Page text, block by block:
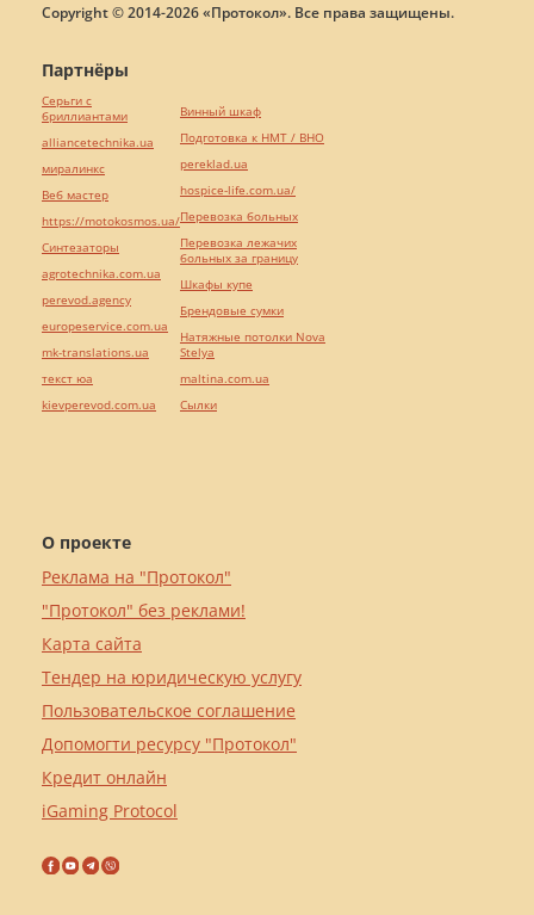
Copyright © 2014-2026 «Протокол». Все права защищены.
О проекте
Реклама на "Протокол"
"Протокол" без реклами!
Карта сайта
Тендер на юридическую услугу
Пользовательское соглашение
Допомогти ресурсу "Протокол"
Кредит онлайн
iGaming Protocol
Партнёры
Серьги с
бриллиантами
alliancetechnika.ua
миралинкс
Веб мастер
https://motokosmos.ua/
Синтезаторы
agrotechnika.com.ua
perevod.agency
europeservice.com.ua
mk-translations.ua
текст юа
kievperevod.com.ua
Винный шкаф
Подготовка к НМТ / ВНО
pereklad.ua
hospice-life.com.ua/
Перевозка больных
Перевозка лежачих
больных за границу
Шкафы купе
Брендовые сумки
Натяжные потолки Nova
Stelya
maltina.com.ua
Cылки